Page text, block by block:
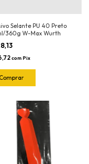
Selante PU 40 Preto
360g W-Max Wurth
com Pix